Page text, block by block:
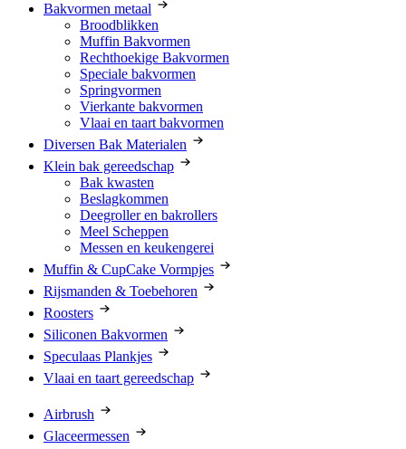
Bakvormen metaal
Broodblikken
Muffin Bakvormen
Rechthoekige Bakvormen
Speciale bakvormen
Springvormen
Vierkante bakvormen
Vlaai en taart bakvormen
Diversen Bak Materialen
Klein bak gereedschap
Bak kwasten
Beslagkommen
Deegroller en bakrollers
Meel Scheppen
Messen en keukengerei
Muffin & CupCake Vormpjes
Rijsmanden & Toebehoren
Roosters
Siliconen Bakvormen
Speculaas Plankjes
Vlaai en taart gereedschap
Airbrush
Glaceermessen